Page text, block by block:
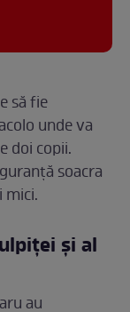
să fie
unde va
doi copii.
soacra
mici.
și al
au